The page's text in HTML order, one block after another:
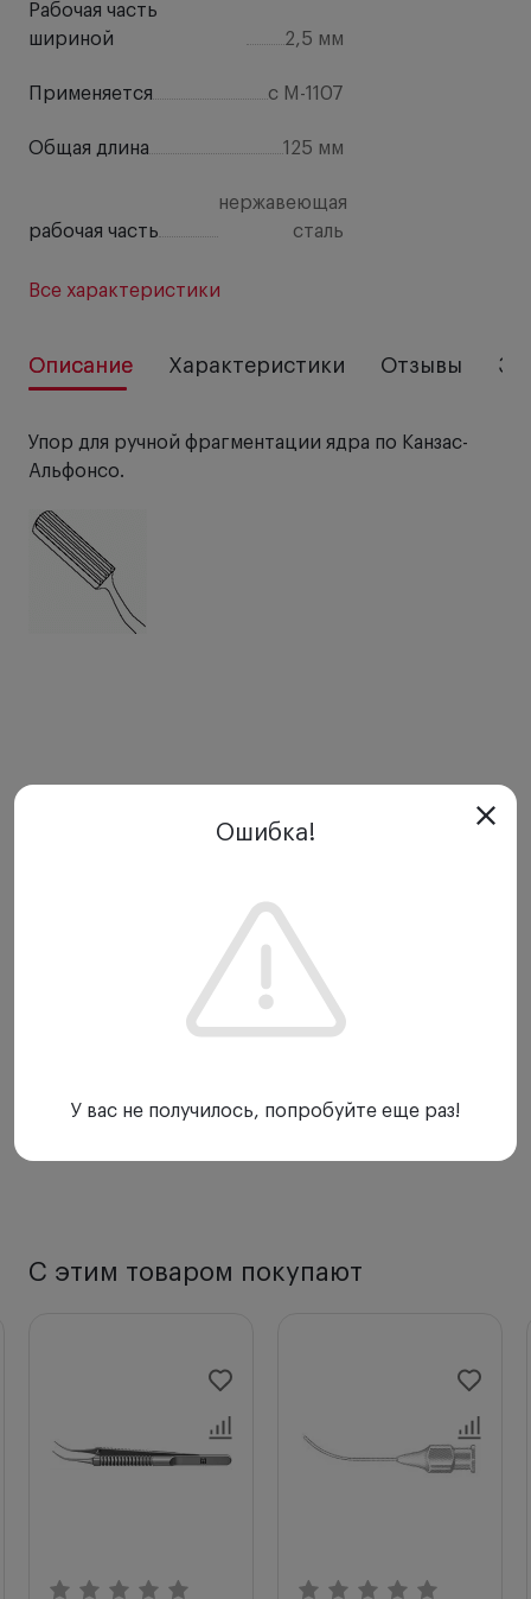
Рабочая часть
шириной
2,5 мм
Применяется с M-1107
Общая длина 125 мм
рабочая часть
нержавеющая
сталь
Все характеристики
Описание Характеристики Отзывы
Упор для ручной фрагментации ядра по Канзас-
Альфонсо.
С этим товаром покупают
Ошибка!
У вас не получилось, попробуйте еще раз!